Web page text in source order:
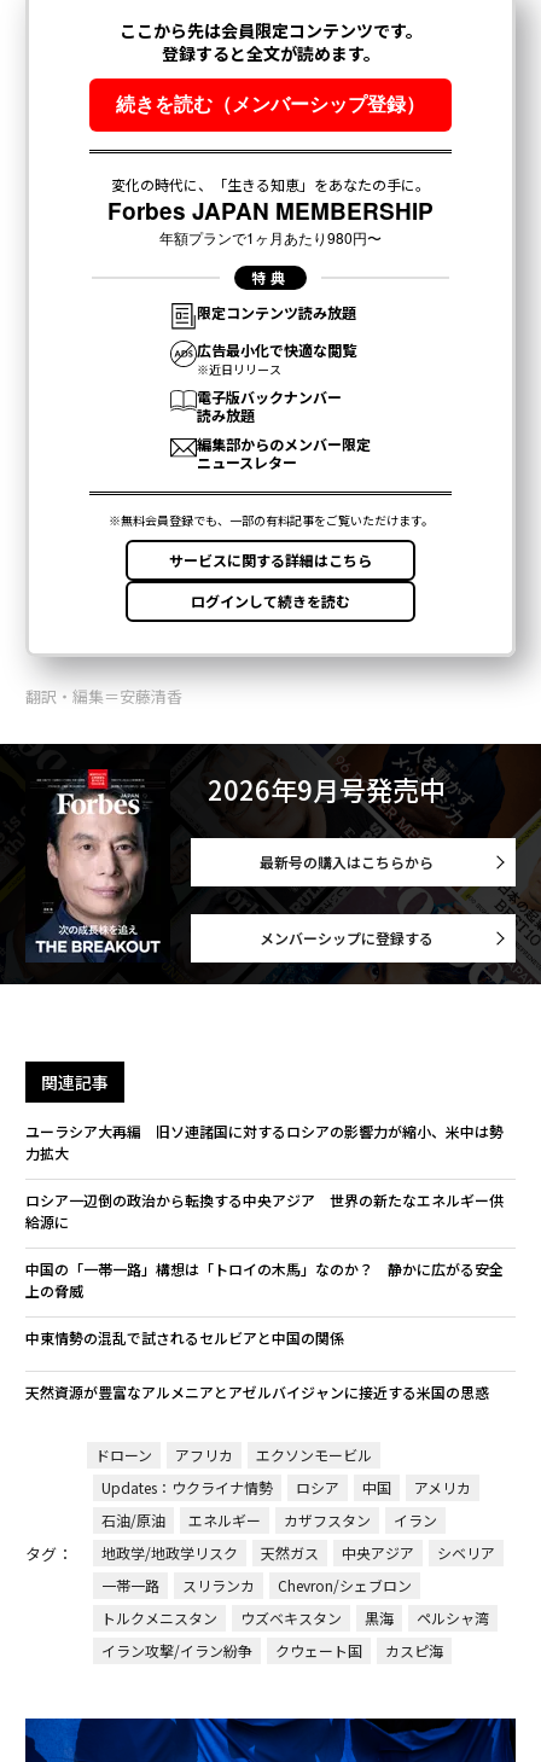
翻訳・編集＝安藤清香
2026年9月号発売中
最新号の購入はこちらから
メンバーシップに登録する
関連記事
ユーラシア大再編 旧ソ連諸国に対するロシアの影響力が縮小、米中は勢
力拡大
ロシア一辺倒の政治から転換する中央アジア 世界の新たなエネルギー供
給源に
中国の「一帯一路」構想は「トロイの木馬」なのか？ 静かに広がる安全
上の脅威
中東情勢の混乱で試されるセルビアと中国の関係
天然資源が豊富なアルメニアとアゼルバイジャンに接近する米国の思惑
タグ：
ドローン アフリカ
エクソンモービル
Updates：ウクライナ情勢
ロシア 中国
アメリカ
石油/原油
エネルギー カザフスタン
イラン
地政学/地政学リスク
天然ガス 中央アジア
シベリア
一帯一路
スリランカ
Chevron/シェブロン
トルクメニスタン
ウズベキスタン 黒海
ペルシャ湾
イラン攻撃/イラン紛争
クウェート国 カスピ海